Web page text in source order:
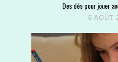
Des dés pour jouer
6 AOÛT